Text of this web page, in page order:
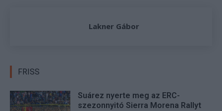
Lakner Gábor
FRISS
Suárez nyerte meg az ERC-
szezonnyitó Sierra Morena Rallyt